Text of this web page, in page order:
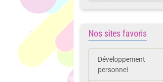
Nos sites favoris
Développement
personnel